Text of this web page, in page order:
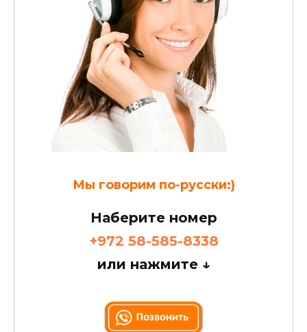
Мы говорим по-русски:)
Наберите номер
+972 58-585-8338
или нажмите↓